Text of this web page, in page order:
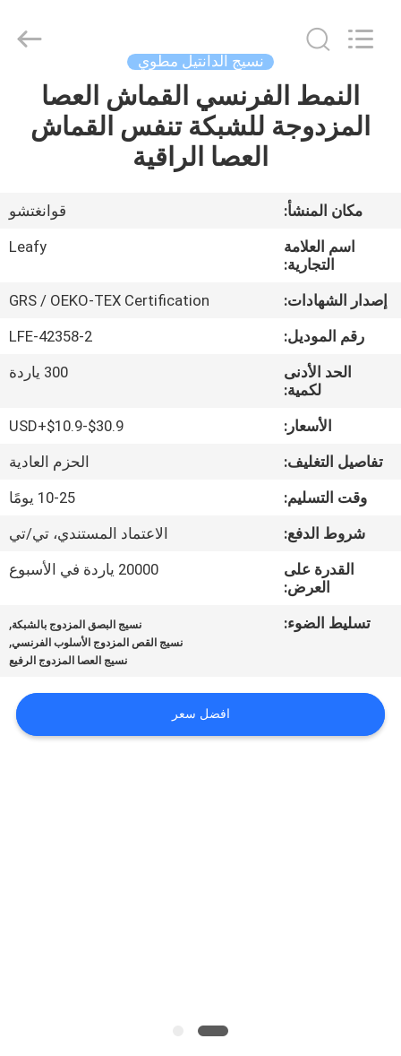
منزل
حول
جولة
المعمل
الجودة
اتصل
خريطة
نسيج الدانتيل مطوي
النمط الفرنسي القماش العصا
المزدوجة للشبكة تنفس القماش
العصا الراقية
مكان المنشأ:
قوانغتشو
اسم العلامة
التجارية:
Leafy
إصدار الشهادات:
GRS / OEKO-TEX Certification
رقم الموديل:
LFE-42358-2
الحد الأدنى
لكمية:
300 ياردة
الأسعار:
USD+$10.9-$30.9
تفاصيل التغليف:
الحزم العادية
وقت التسليم:
10-25 يومًا
شروط الدفع:
الاعتماد المستندي، تي/تي
القدرة على
العرض:
20000 ياردة في الأسبوع
تسليط الضوء: نسيج البصق المزدوج بالشبكة,
نسيج القص المزدوج الأسلوب الفرنسي,
نسيج العصا المزدوج الرفيع
افضل سعر